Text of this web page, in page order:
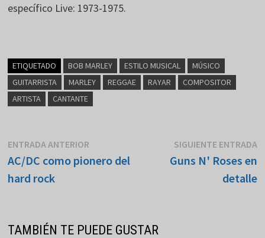
específico Live: 1973-1975.
ETIQUETADO BOB MARLEY ESTILO MUSICAL
MÚSICO
GUITARRISTA
MARLEY REGGAE RAYAR
COMPOSITOR
ARTISTA
CANTANTE
Navegación
de
ENTRADA ANTERIOR
anterior:
AC/DC como pionero del
hard rock
SIGUIENTE ENTRADA
Guns N' Roses en
detalle
TAMBIÉN TE PUEDE GUSTAR